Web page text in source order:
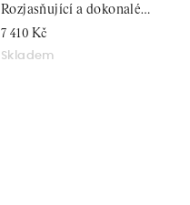
Serum
7 410 Kč
Skladem
Rozjasňující a dokonalé
sérum, 30 ml